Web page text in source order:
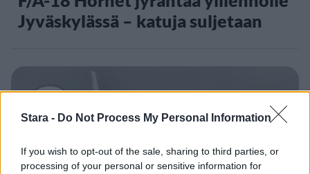
Stara - Do Not Process My Personal Information
If you wish to opt-out of the sale, sharing to third parties, or
processing of your personal or sensitive information for
Jyväskylässä – katuja suljetaan
2